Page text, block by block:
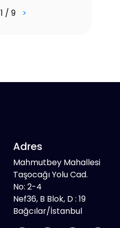
1 / 9 >
Adres
Mahmutbey Mahallesi
Taşocağı Yolu Cad.
No: 2-4
Nef36, B Blok, D : 19
Bağcılar/İstanbul